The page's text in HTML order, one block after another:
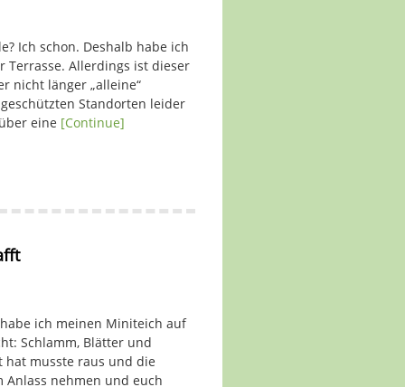
Ich schon. Deshalb habe ich
Terrasse. Allerdings ist dieser
nicht länger „alleine“
Standorten leider
eine [Continue]
ich meinen Miniteich auf
Schlamm, Blätter und
hat musste raus und die
Anlass nehmen und euch